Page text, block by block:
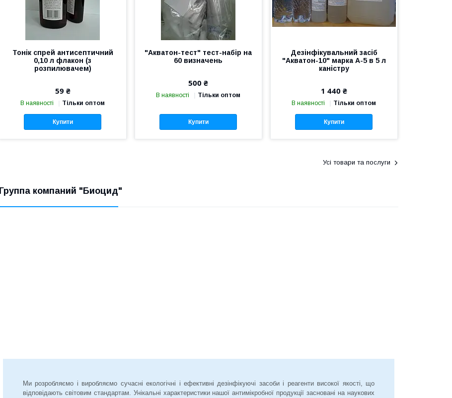
Тонік спрей антисептичний
0,10 л флакон (з
розпилювачем)
59 ₴
В наявності Тільки оптом
Купити
"Акватон-тест" тест-набір на
60 визначень
500 ₴
В наявності Тільки оптом
Купити
Дезінфікувальний засіб
"Акватон-10" марка А-5 в 5 л
каністру
1 440 ₴
В наявності Тільки оптом
Купити
Усі товари та послуги
Группа компаний "Биоцид"
Ми розробляємо і виробляємо сучасні екологічні і ефективні дезінфікуючі засоби і реагенти високої якості, що
відповідають світовим стандартам. Унікальні характеристики нашої антимікробної продукції засновані на наукових